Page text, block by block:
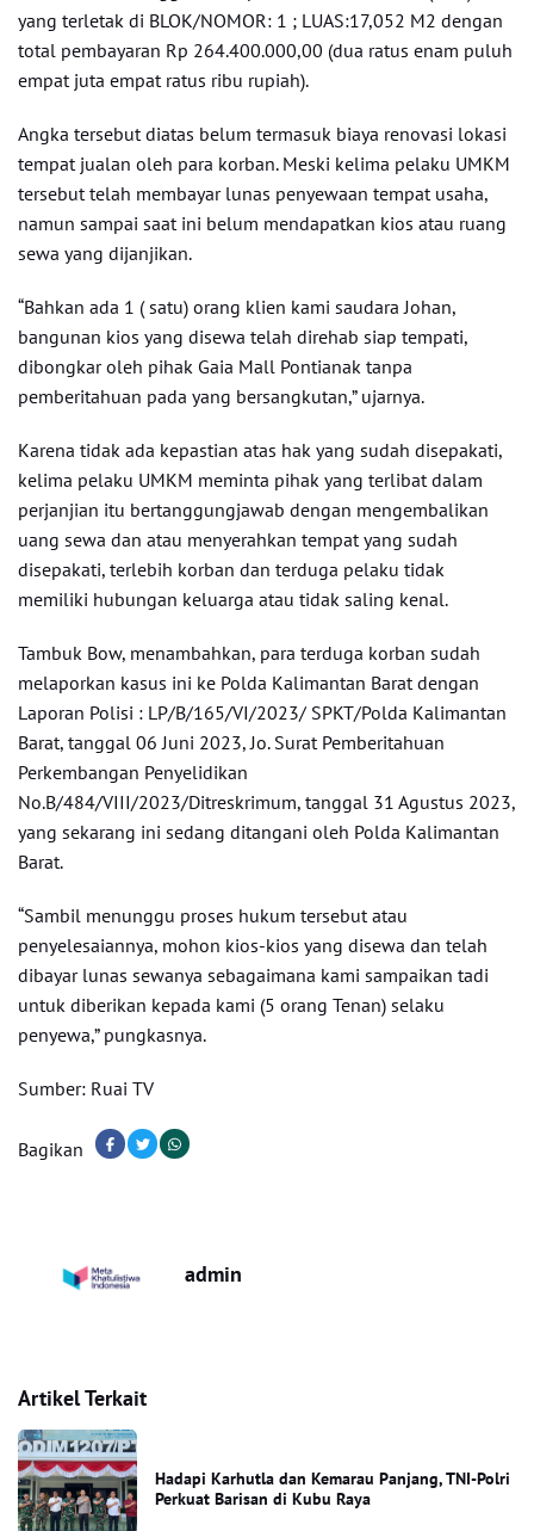
yang terletak di BLOK/NOMOR: 1 ; LUAS:17,052 M2 dengan
total pembayaran Rp 264.400.000,00 (dua ratus enam puluh
empat juta empat ratus ribu rupiah).
Angka tersebut diatas belum termasuk biaya renovasi lokasi
tempat jualan oleh para korban. Meski kelima pelaku UMKM
tersebut telah membayar lunas penyewaan tempat usaha,
namun sampai saat ini belum mendapatkan kios atau ruang
sewa yang dijanjikan.
“Bahkan ada 1 ( satu) orang klien kami saudara Johan,
bangunan kios yang disewa telah direhab siap tempati,
dibongkar oleh pihak Gaia Mall Pontianak tanpa
pemberitahuan pada yang bersangkutan,” ujarnya.
Karena tidak ada kepastian atas hak yang sudah disepakati,
kelima pelaku UMKM meminta pihak yang terlibat dalam
perjanjian itu bertanggungjawab dengan mengembalikan
uang sewa dan atau menyerahkan tempat yang sudah
disepakati, terlebih korban dan terduga pelaku tidak
memiliki hubungan keluarga atau tidak saling kenal.
Tambuk Bow, menambahkan, para terduga korban sudah
melaporkan kasus ini ke Polda Kalimantan Barat dengan
Laporan Polisi : LP/B/165/VI/2023/ SPKT/Polda Kalimantan
Barat, tanggal 06 Juni 2023, Jo. Surat Pemberitahuan
Perkembangan Penyelidikan
No.B/484/VIII/2023/Ditreskrimum, tanggal 31 Agustus 2023,
yang sekarang ini sedang ditangani oleh Polda Kalimantan
Barat.
“Sambil menunggu proses hukum tersebut atau
penyelesaiannya, mohon kios-kios yang disewa dan telah
dibayar lunas sewanya sebagaimana kami sampaikan tadi
untuk diberikan kepada kami (5 orang Tenan) selaku
penyewa,” pungkasnya.
Sumber: Ruai TV
Bagikan
admin
Artikel Terkait
Hadapi Karhutla dan Kemarau Panjang, TNI-Polri
Perkuat Barisan di Kubu Raya